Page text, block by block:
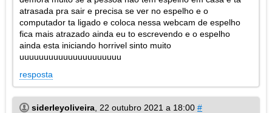
atrasada pra sair e precisa se ver no espelho e o
computador ta ligado e coloca nessa webcam de espelho
fica mais atrazado ainda eu to escrevendo e o espelho
ainda esta iniciando horrivel sinto muito
uuuuuuuuuuuuuuuuuuuuu
resposta
siderleyoliveira 22 outubro 2021 a 18:00 #